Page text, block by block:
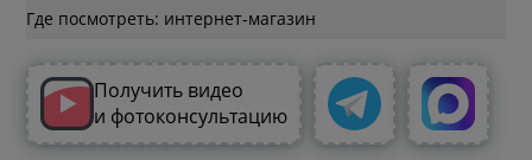
Где посмотреть: интернет-магазин
Получить видео
и фотоконсультацию